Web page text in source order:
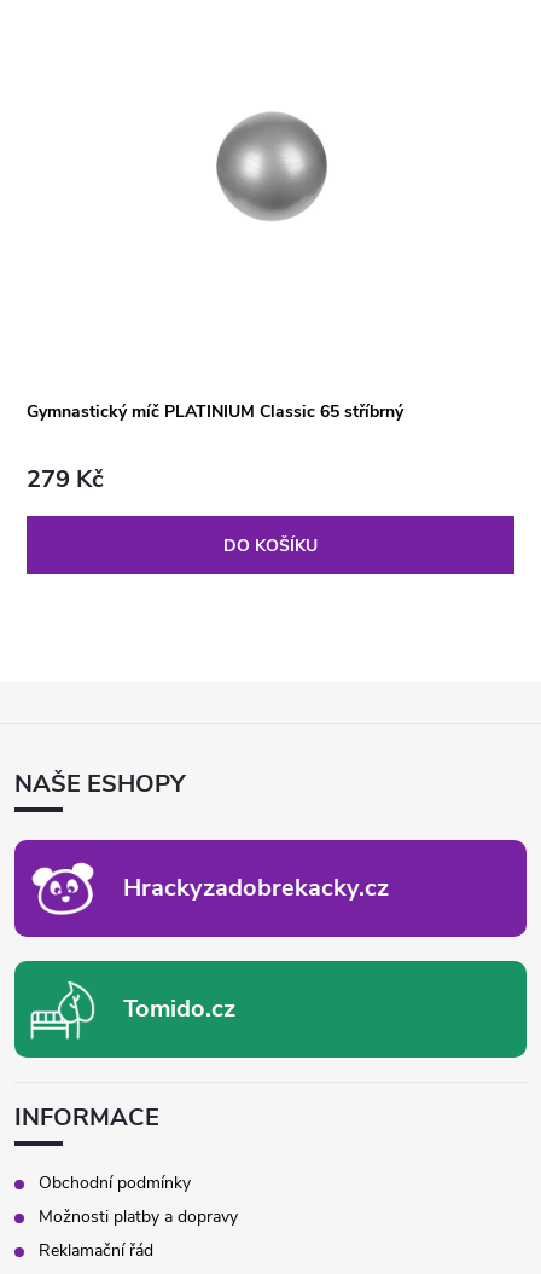
Gymnastický míč PLATINIUM Classic 65 stříbrný
279 Kč
DO KOŠÍKU
ANAŠE ESHOPY
Hrackyzadobrekacky.cz
Tomido.cz
INFORMACE
Obchodní podmínky
Možnosti platby a dopravy
Reklamační řád